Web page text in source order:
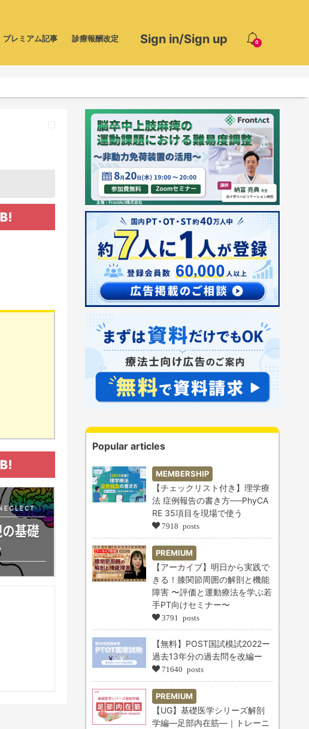
0
Sign in/Sign up
プレミアム記事 診療報酬改定
Popular articles
MEMBERSHIP
【チェックリスト付き】理学療
法 症例報告の書き方──PhyCA
RE 35項目を現場で使う
7918 posts
PREMIUM
【アーカイブ】明日から実践で
きる！膝関節周囲の解剖と機能
障害 〜評価と運動療法を学ぶ若
手PT向けセミナー〜
3791 posts
【無料】POST国試模試2022ー
過去13年分の過去問を改編ー
71640 posts
PREMIUM
【UG】基礎医学シリーズ解剖
学編―足部内在筋―｜トレーニ